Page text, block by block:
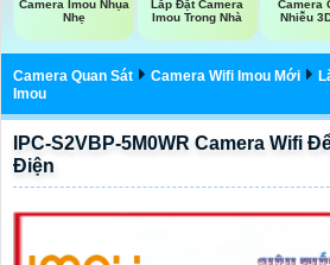
Camera Imou Nhụa
Nhẹ
Lắp Đặt Camera
Imou Trong Nhà
Camera
Nhiễu
Camera Quan Sát Camera Wifi Imou Mới
Imou
IPC-S2VBP-5M0WR Camera Wifi
Điện